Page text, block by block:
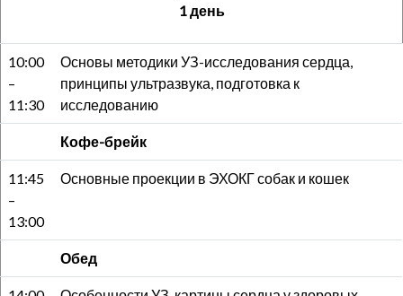
1 день
10:00
–
11:30
Основы методики УЗ-исследования сердца,
принципы ультразвука, подготовка к
исследованию
Кофе-брейк
11:45
–
13:00
Основные проекции в ЭХОКГ собак и кошек
Обед